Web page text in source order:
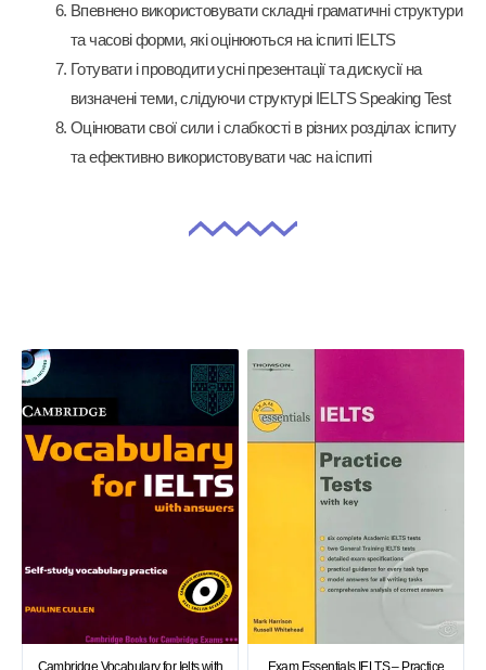
Впевнено використовувати складні граматичні структури
та часові форми, які оцінюються на іспиті IELTS
Готувати і проводити усні презентації та дискусії на
визначені теми, слідуючи структурі IELTS Speaking Test
Оцінювати свої сили і слабкості в різних розділах іспиту
та ефективно використовувати час на іспиті
Cambridge Vocabulary for Ielts with Exam Essentials IELTS – Practice